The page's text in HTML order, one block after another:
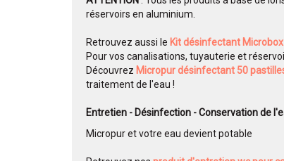
réservoirs en aluminium.
Retrouvez aussi le Kit désinfectant
Pour vos canalisations, tuyauterie et
Découvrez Micropur désinfectant 50
traitement de l'eau !
Entretien - Désinfection - Conservation de
Micropur et votre eau devient potable